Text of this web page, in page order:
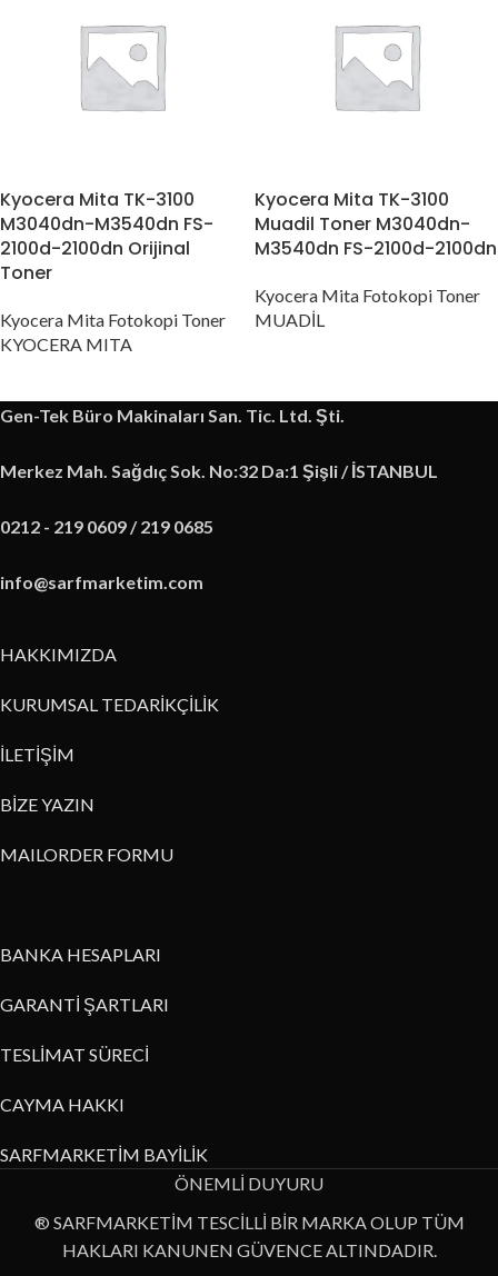
Kyocera Mita TK-3100
M3040dn-M3540dn FS-
2100d-2100dn Orijinal
Toner
Kyocera Mita Fotokopi Toner
KYOCERA MITA
Kyocera Mita TK-3100
Muadil Toner M3040dn-
M3540dn FS-2100d-2100dn
Kyocera Mita Fotokopi Toner
MUADİL
Gen-Tek Büro Makinaları San. Tic. Ltd. Şti.
Merkez Mah. Sağdıç Sok. No:32 Da:1 Şişli / İSTANBUL
0212 - 219 0609 / 219 0685
info@sarfmarketim.com
HAKKIMIZDA
KURUMSAL TEDARİKÇİLİK
İLETİŞİM
BİZE YAZIN
MAILORDER FORMU
BANKA HESAPLARI
GARANTİ ŞARTLARI
TESLİMAT SÜRECİ
CAYMA HAKKI
SARFMARKETİM BAYİLİK
ÖNEMLİ DUYURU
® SARFMARKETİM TESCİLLİ BİR MARKA OLUP TÜM
HAKLARI KANUNEN GÜVENCE ALTINDADIR.